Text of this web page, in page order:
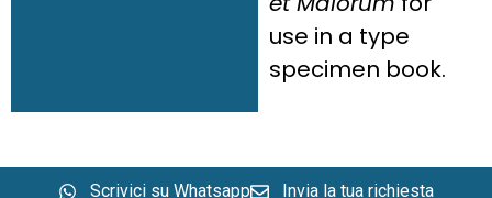
use in a type
specimen book.
Scrivici su Whatsapp Invia la tua richiesta